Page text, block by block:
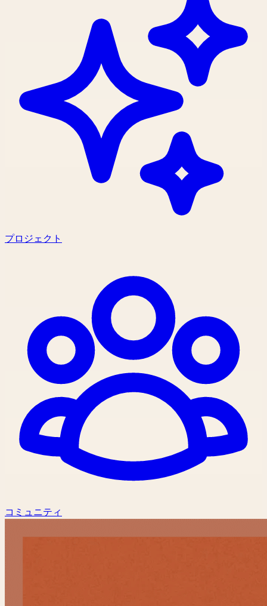
プロジェクト
コミュニティ